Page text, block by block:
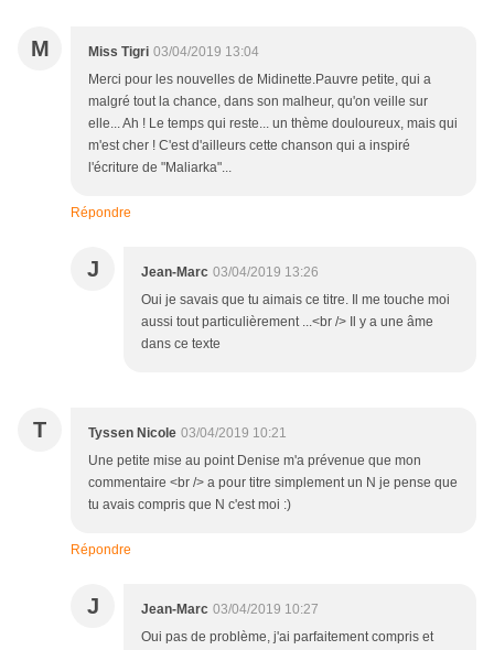
M Miss Tigri 03/04/2019 13:04
Merci pour les nouvelles de Midinette.Pauvre petite, qui a
malgré tout la chance, dans son malheur, qu'on veille sur
elle... Ah ! Le temps qui reste... un thème douloureux, mais qui
m'est cher ! C'est d'ailleurs cette chanson qui a inspiré
l'écriture de "Maliarka"...
Répondre
J Jean-Marc 03/04/2019 13:26
Oui je savais que tu aimais ce titre. Il me touche moi
aussi tout particulièrement ...<br /> Il y a une âme
dans ce texte
T Tyssen Nicole 03/04/2019 10:21
Une petite mise au point Denise m'a prévenue que mon
commentaire <br /> a pour titre simplement un N je pense que
tu avais compris que N c'est moi :)
Répondre
J Jean-Marc 03/04/2019 10:27
Oui pas de problème, j'ai parfaitement compris et